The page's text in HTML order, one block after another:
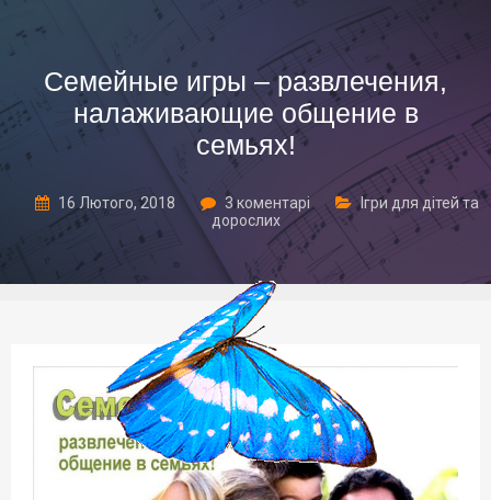
Семейные игры – развлечения,
налаживающие общение в
семьях!
16 Лютого, 2018 3 коментарі
Ігри для дітей та
дорослих